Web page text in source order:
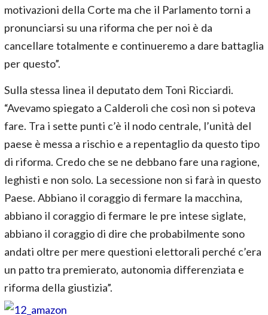
motivazioni della Corte ma che il Parlamento torni a
pronunciarsi su una riforma che per noi è da
cancellare totalmente e continueremo a dare battaglia
per questo”.
Sulla stessa linea il deputato dem Toni Ricciardi.
“Avevamo spiegato a Calderoli che così non si poteva
fare. Tra i sette punti c’è il nodo centrale, l’unità del
paese è messa a rischio e a repentaglio da questo tipo
di riforma. Credo che se ne debbano fare una ragione,
leghisti e non solo. La secessione non si farà in questo
Paese. Abbiano il coraggio di fermare la macchina,
abbiano il coraggio di fermare le pre intese siglate,
abbiano il coraggio di dire che probabilmente sono
andati oltre per mere questioni elettorali perché c’era
un patto tra premierato, autonomia differenziata e
riforma della giustizia”.